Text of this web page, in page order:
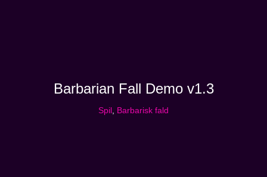
Barbarian Fall Demo v1.3
Spil Barbarisk fald